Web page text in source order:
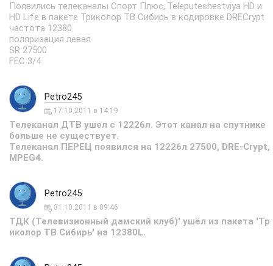
Появились телеканалы Спорт Плюс,.Teleputeshestviya HD и
HD Life в пакете Триколор ТВ Сибирь в кодировке DRECrypt
частота 12380
поляризация левая
SR 27500
FEC 3/4
Petro245
17.10.2011 в 14:19
Телеканал ДТВ ушел с 12226л. Этот канал на спутнике
больше не существует.
Телеканал ПЕРЕЦ появился на 12226л 27500, DRE-Crypt,
MPEG4.
Petro245
31.10.2011 в 09:46
ТДК (Телевизионный дамский клуб)' ушёл из пакета 'Тр
иколор ТВ Сибирь' на 12380L.